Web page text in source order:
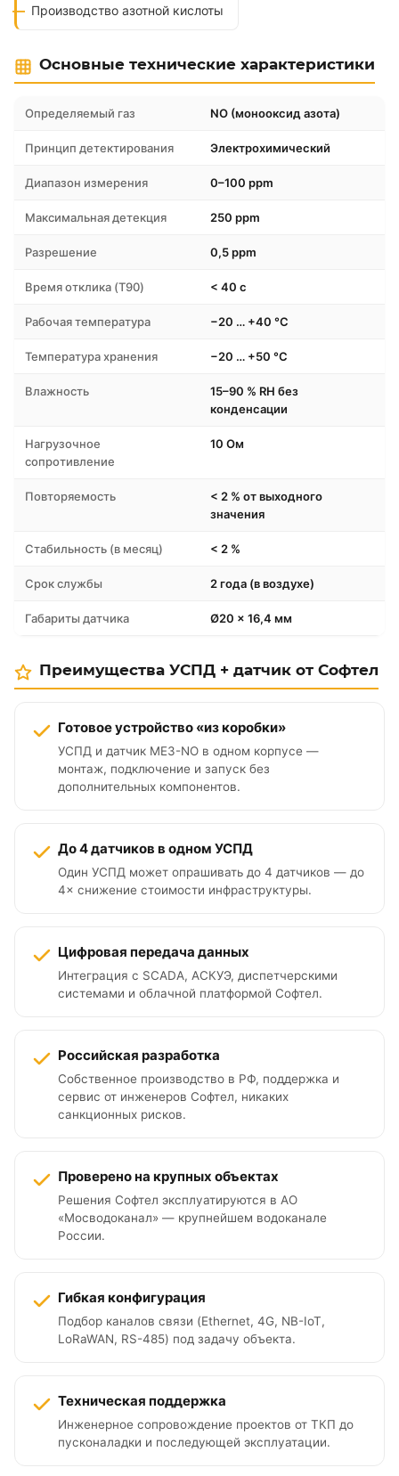
Производство азотной кислоты
Основные технические характеристики
Определяемый газ NO (монооксид азота)
Принцип детектирования Электрохимический
Диапазон измерения 0–100 ppm
Максимальная детекция 250 ppm
Разрешение 0,5 ppm
Время отклика (T90) < 40 с
Рабочая температура −20 … +40 °C
Температура хранения −20 … +50 °C
Влажность
15–90 % RH без
конденсации
Нагрузочное
сопротивление
10 Ом
Повторяемость
< 2 % от выходного
значения
Стабильность (в месяц) < 2 %
Срок службы 2 года (в воздухе)
Габариты датчика Ø20 × 16,4 мм
Преимущества УСПД + датчик от Софтел
Готовое устройство «из коробки»
УСПД и датчик ME3-NO в одном корпусе —
монтаж, подключение и запуск без
дополнительных компонентов.
До 4 датчиков в одном УСПД
Один УСПД может опрашивать до 4 датчиков — до
4× снижение стоимости инфраструктуры.
Цифровая передача данных
Интеграция с SCADA, АСКУЭ, диспетчерскими
системами и облачной платформой Софтел.
Российская разработка
Собственное производство в РФ, поддержка и
сервис от инженеров Софтел, никаких
санкционных рисков.
Проверено на крупных объектах
Решения Софтел эксплуатируются в АО
«Мосводоканал» — крупнейшем водоканале
России.
Гибкая конфигурация
Подбор каналов связи (Ethernet, 4G, NB-IoT,
LoRaWAN, RS-485) под задачу объекта.
Техническая поддержка
Инженерное сопровождение проектов от ТКП до
пусконаладки и последующей эксплуатации.